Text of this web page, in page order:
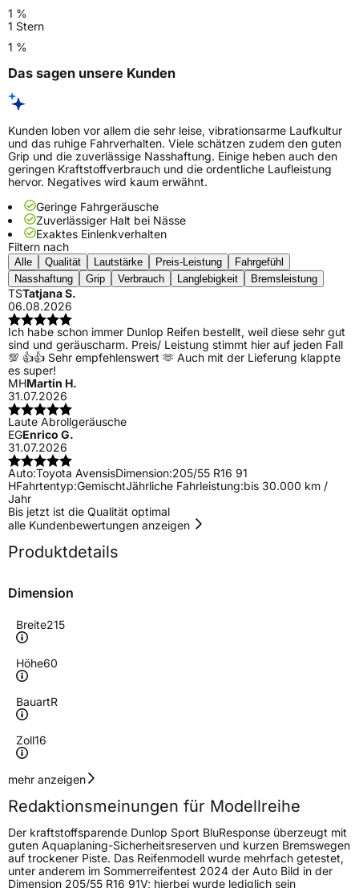
1 %
1 Stern
1 %
Das sagen unsere Kunden
Kunden loben vor allem die sehr leise, vibrationsarme Laufkultur
und das ruhige Fahrverhalten. Viele schätzen zudem den guten
Grip und die zuverlässige Nasshaftung. Einige heben auch den
geringen Kraftstoffverbrauch und die ordentliche Laufleistung
hervor. Negatives wird kaum erwähnt.
Geringe Fahrgeräusche
Zuverlässiger Halt bei Nässe
Exaktes Einlenkverhalten
Filtern nach
Alle Qualität Lautstärke Preis-Leistung
Fahrgefühl
Nasshaftung
Grip Verbrauch Langlebigkeit Bremsleistung
TSTatjana S.
06.08.2026
Ich habe schon immer Dunlop Reifen bestellt, weil diese sehr gut
sind und geräuscharm. Preis/ Leistung stimmt hier auf jeden Fall
💯 👍👍 Sehr empfehlenswert 🫶 Auch mit der Lieferung klappte
es super!
MHMartin H.
31.07.2026
Laute Abrollgeräusche
EGEnrico G.
31.07.2026
Auto:Toyota AvensisDimension:205/55 R16 91
HFahrtentyp:GemischtJährliche Fahrleistung:bis 30.000 km /
Jahr
Bis jetzt ist die Qualität optimal
alle Kundenbewertungen anzeigen
Produktdetails
Dimension
Breite215
Höhe60
BauartR
Zoll16
Geschwindigkeitsindex
Höchstgeschwindigkeit
210 km/h
Lastindex99
Höchstlast775 kg
mehr anzeigen
Redaktionsmeinungen für Modellreihe
Der kraftstoffsparende Dunlop Sport BluResponse überzeugt mit
guten Aquaplaning-Sicherheitsreserven und kurzen Bremswegen
auf trockener Piste. Das Reifenmodell wurde mehrfach getestet,
unter anderem im Sommerreifentest 2024 der Auto Bild in der
Dimension 205/55 R16 91V; hierbei wurde lediglich sein